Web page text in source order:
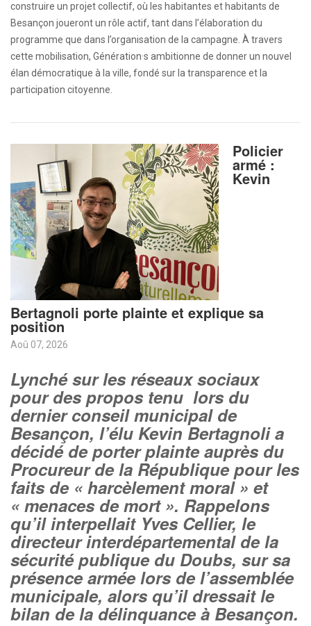
construire un projet collectif, où les habitantes et habitants de
Besançon joueront un rôle actif, tant dans l’élaboration du
programme que dans l’organisation de la campagne. À travers
cette mobilisation, Génération·s ambitionne de donner un nouvel
élan démocratique à la ville, fondé sur la transparence et la
participation citoyenne.
Policier
armé :
Kevin
Bertagnoli porte plainte et explique sa
position
Aoû 07, 2026
Lynché sur les réseaux sociaux
pour des propos tenu lors du
dernier conseil municipal de
Besançon, l’élu Kevin Bertagnoli a
décidé de porter plainte auprès du
Procureur de la République pour les
faits de « harcèlement moral » et
« menaces de mort ». Rappelons
qu’il interpellait Yves Cellier, le
directeur interdépartemental de la
sécurité publique du Doubs, sur sa
présence armée lors de l’assemblée
municipale, alors qu’il dressait le
bilan de la délinquance à Besançon.